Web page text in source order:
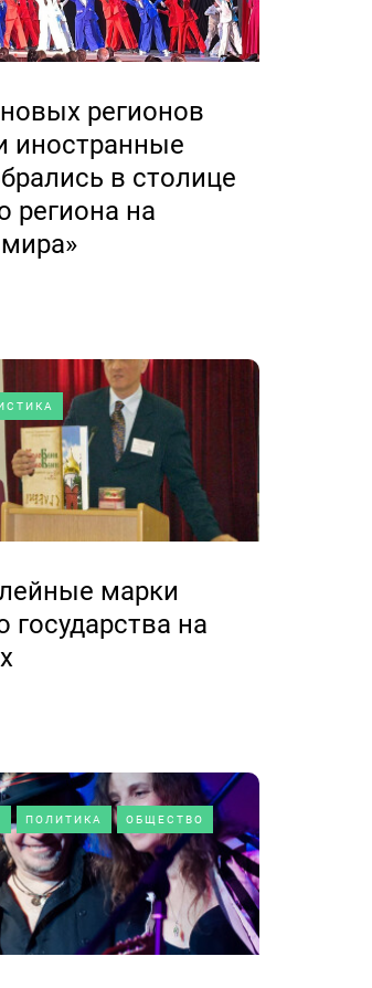
регионов
иностранные
в столице
региона на
марки
государства на
ПОЛИТИКА ОБЩЕСТВО